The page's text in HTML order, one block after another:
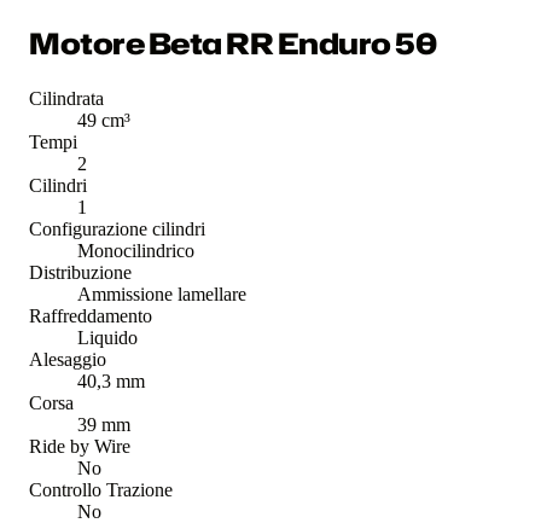
Motore Beta RR Enduro 50
Cilindrata
49 cm³
Tempi
2
Cilindri
1
Configurazione cilindri
Monocilindrico
Distribuzione
Ammissione lamellare
Raffreddamento
Liquido
Alesaggio
40,3 mm
Corsa
39 mm
Ride by Wire
No
Controllo Trazione
No